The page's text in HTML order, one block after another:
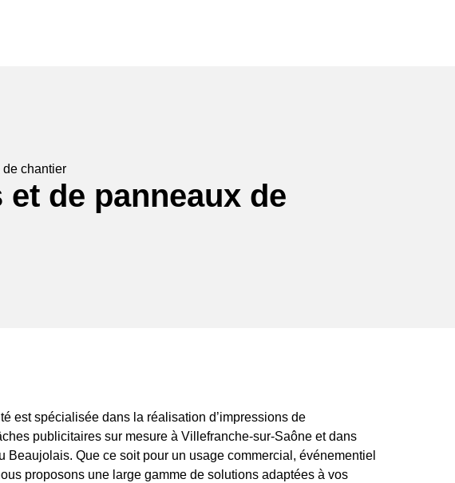
chantier
de panneaux de
est spécialisée dans la réalisation d’impressions de
publicitaires sur mesure à Villefranche-sur-Saône et dans
Beaujolais. Que ce soit pour un usage commercial, événementiel
proposons une large gamme de solutions adaptées à vos